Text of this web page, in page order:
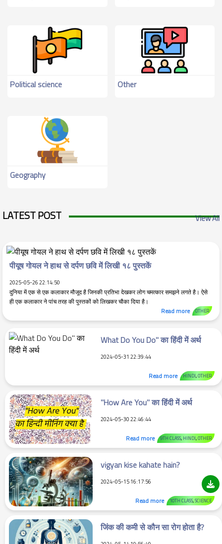
Political science Other
Geography
LATEST POST View All
पीयूष गोयल ने हाथ से दर्पण छवि में लिखी १८ पुस्तकें
2025-05-26 22:14:50
दुनिया में एक से एक कलाकार मौजूद है जिनकी प्रतिभा देखकर लोग चमत्कार समझने लगते है। ऐसे
ही एक कलाकार ने पांच तरह की पुस्तकों को लिखकर चौका दिया है।
Read more
OTHER
What Do You Do" का हिंदी में अर्थ
2024-05-31 22:39:44
Read more HINDI,OTHER
"How Are You" का हिंदी में अर्थ
2024-05-30 22:46:44
Read more 9TH CLASS, HINDI,OTHER
vigyan kise kahate hain?
2024-05-15 16:17:56
Read more 10TH CLASS,SCIENCE
जिंक की कमी से कौन सा रोग होता है?